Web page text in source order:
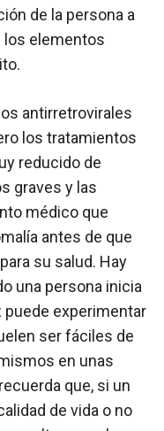
de la persona a
los elementos
antirretrovirales
los tratamientos
reducido de
graves y las
médico que
antes de que
su salud. Hay
una persona inicia
experimentar
ser fáciles de
en unas
que, si un
de vida o no